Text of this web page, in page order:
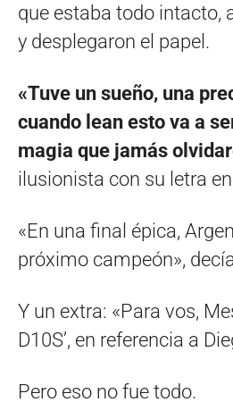
que estaba todo intacto,
y desplegaron el papel.
«Tuve un sueño, una
cuando lean esto va a
magia que jamás
ilusionista con su letra
«En una final épica,
próximo campeón»,
Y un extra: «Para vos,
D10S’, en referencia a
Pero eso no fue todo.